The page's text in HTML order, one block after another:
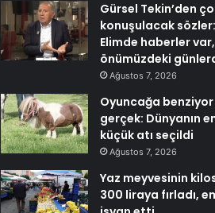
Gürsel Tekin’den
konuşulacak sözler:
Elimde haberler var,
önümüzdeki
Ağustos 7, 2026
Oyuncağa
gerçek: Dünyanın
küçük atı seçildi
Ağustos 7, 2026
Yaz meyvesinin
300 liraya fırladı,